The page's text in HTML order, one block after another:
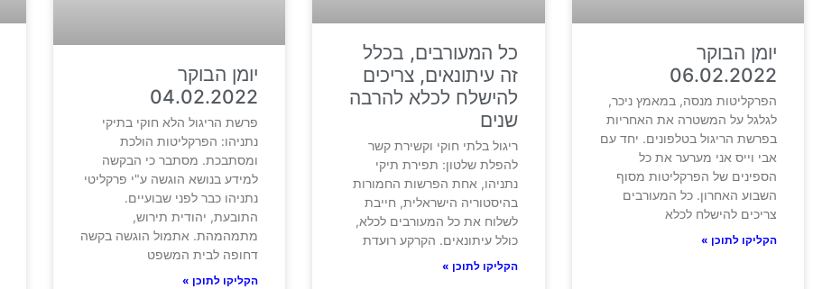
יומן הבוקר
06.02.2022
הפרקליטות מנסה, במאמץ ניכר,
לגלגל על המשטרה את האחריות
בפרשת הריגול בטלפונים. יחד עם
אבי וייס אני מערער את כל
הספינים של הפרקליטות מסוף
השבוע האחרון. כל המעורבים
צריכים להישלח לכלא
הקליקו לתוכן »
כל המעורבים, בכלל
זה עיתונאים, צריכים
להישלח לכלא להרבה
שנים
ריגול בלתי חוקי וקשירת קשר
להפלת שלטון: תפירת תיקי
נתניהו, אחת הפרשות החמורות
בהיסטוריה הישראלית, חייבת
לשלוח את כל המעורבים לכלא,
כולל עיתונאים. הקרקע רועדת
הקליקו לתוכן »
יומן הבוקר
04.02.2022
פרשת הריגול הלא חוקי בתיקי
נתניהו: הפרקליטות הולכת
ומסתבכת. מסתבר כי הבקשה
למידע בנושא הוגשה ע"י פרקליטי
נתניהו כבר לפני שבועיים.
התובעת, יהודית תירוש,
מתמהמהת. אתמול הוגשה בקשה
דחופה לבית המשפט
הקליקו לתוכן »